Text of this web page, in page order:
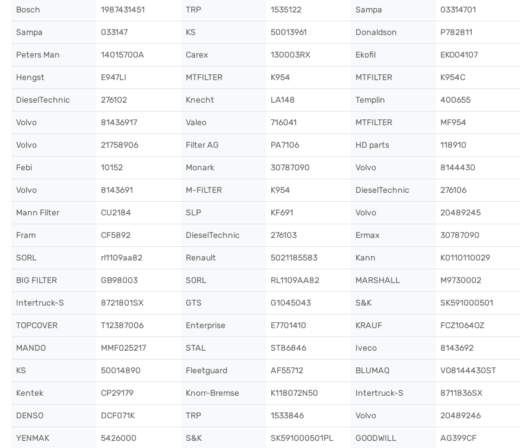
Bosch 1987431451 TRP 1535122 Sampa 03314701
Sampa 033147 KS 50013961 Donaldson P782811
Peters Man 14015700A Carex 130003RX Ekofil EKO04107
Hengst E947LI MTFILTER K954 MTFILTER K954C
DieselTechnic 276102 Knecht LA148 Templin 400655
Volvo 81436917 Valeo 716041 MTFILTER MF954
Volvo 21758906 Filter AG PA7106 HD parts 118910
Febi 10152 Monark 30787090 Volvo 8144430
Volvo 8143691 M-FILTER K954 DieselTechnic 276106
Mann Filter CU2184 SLP KF691 Volvo 20489245
Fram CF5892 DieselTechnic 276103 Ermax 30787090
SORL rl1109aa82 Renault 5021185583 Kann K0110110029
BIG FILTER GB98003 SORL RL1109AA82 MARSHALL M9730002
Intertruck-S 8721801SX GTS G1045043 S&K SK591000501
TOPCOVER T12387006 Enterprise E7701410 KRAUF FCZ1064OZ
MANDO MMF025217 STAL ST86846 Iveco 8143692
KS 50014890 Fleetguard AF55712 BLUMAQ VO8144430ST
Kentek CP29179 Knorr-Bremse K118072N50 Intertruck-S 8711836SX
DENSO DCF071K TRP 1533846 Volvo 20489246
YENMAK 5426000 S&K SK591000501PL GOODWILL AG399CF